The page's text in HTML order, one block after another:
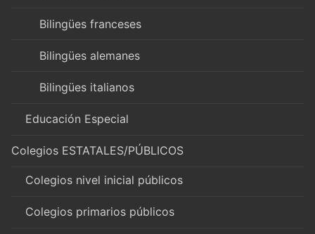
Bilingües franceses
Bilingües alemanes
Bilingües italianos
Educación Especial
Colegios ESTATALES/PÚBLICOS
Colegios nivel inicial públicos
Colegios primarios públicos